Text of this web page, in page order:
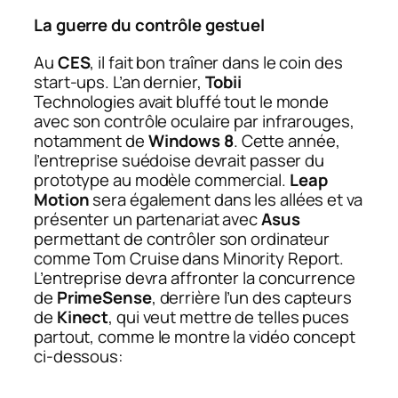
La guerre du contrôle gestuel
AuCES, il fait bon traîner dans le coin des
start-ups. L’an dernier, Tobii
Technologies avait bluffé tout le monde
avec son contrôle oculaire par infrarouges,
notamment deWindows 8. Cette année,
l’entreprise suédoise devrait passer du
prototype au modèle commercial. Leap
Motionsera également dans les allées et va
présenter un partenariat avecAsus
permettant de contrôler son ordinateur
comme Tom Cruise dans Minority Report.
L’entreprise devra affronter la concurrence
de PrimeSense, derrière l’un des capteurs
de Kinect, qui veut mettre de telles puces
partout, comme le montre la vidéo concept
ci-dessous: